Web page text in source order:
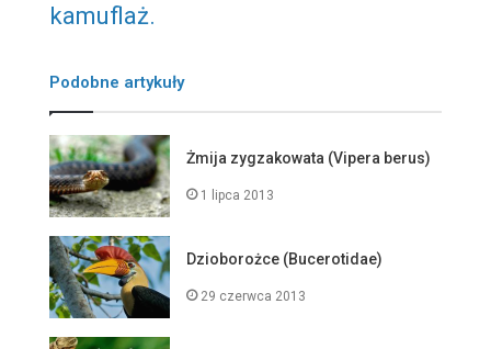
kamuflaż.
Podobne artykuły
Żmija zygzakowata (Vipera berus)
1 lipca 2013
Dzioborożce (Bucerotidae)
29 czerwca 2013